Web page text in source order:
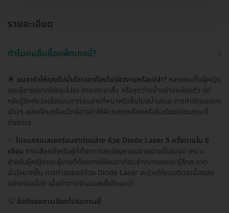
รายละเอียด
ทำไมคนอื่นซื้อแพ็กเกจนี้?
🌟 ขนขาทำให้คุณไม่มั่นใจเวลาต้องโชว์ผิวงามหรือเปล่า? หลายคนทั้งผู้หญิง
และผู้ชายอยากใส่กระโปรง กางเกงขาสั้น หรือชุดว่ายน้ำอย่างคล่องตัว แต่
กลับรู้สึกกังวลเรื่องขนขาท่อนล่างที่หนาหรือขึ้นไม่สม่ำเสมอ การกำจัดขนแบบ
เดิมๆ อย่างโกนหรือแว็กซ์อาจทำให้ผิวระคายเคืองหรือไม่เรียบเนียนตามที่
ต้องการ
โปรแกรมเลเซอร์ขนขาท่อนล่าง ด้วย Diode Laser 5 ครั้งภายใน 6
เดือน ทางเลือกสำหรับผู้ที่ต้องการลดปัญหาขนขาอย่างเป็นระบบ เหมาะ
สำหรับผู้หญิงและผู้ชายที่ต้องการให้ขนขาท่อนล่างบางลงและรู้สึกสะอาด
มั่นใจมากขึ้น การทำเลเซอร์ด้วย Diode Laser จะช่วยให้ขนบริเวณนี้ลดลง
อย่างต่อเนื่อง เมื่อทำตามจำนวนครั้งที่แนะนำ
💡 ข้อดีของการเลือกโปรแกรมนี้